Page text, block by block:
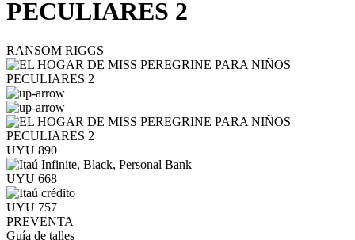
PECULIARES 2
RANSOM RIGGS
UYU 890
UYU 668
UYU 757
PREVENTA
Guía de talles